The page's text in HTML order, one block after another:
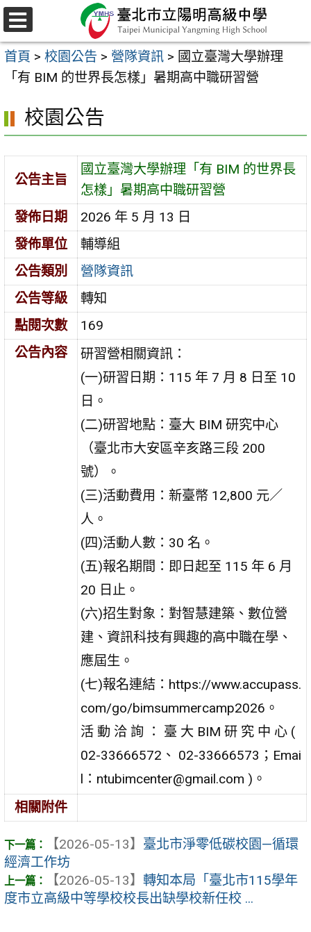
跳
至
主
容
區
選
單
首頁 > 校園公告 > 營隊資訊 > 國立臺灣大學辦理
「有 BIM 的世界長怎樣」暑期高中職研習營
校園公告
公告主旨
國立臺灣大學辦理「有 BIM 的世界長
怎樣」暑期高中職研習營
發佈日期
2026 年 5 月 13 日
發佈單位
輔導組
公告類別
營隊資訊
公告等級
轉知
點閱次數
169
公告內容
研習營相關資訊：
(一)研習日期：115 年 7 月 8 日至 10
日。
(二)研習地點：臺大 BIM 研究中心
（臺北市大安區辛亥路三段 200
號）。
(三)活動費用：新臺幣 12,800 元／
人。
(四)活動人數：30 名。
(五)報名期間：即日起至 115 年 6 月
20 日止。
(六)招生對象：對智慧建築、數位營
建、資訊科技有興趣的高中職在學、
應屆生。
(七)報名連結：https://www.accupass.
com/go/bimsummercamp2026。
活 動 洽 詢 ： 臺 大 BIM 研 究 中 心 (
02-33666572、 02-33666573；Emai
l：ntubimcenter@gmail.com )。
相關附件
【2026-05-13】 臺北市淨零低碳校園—循環
經濟工作坊
【2026-05-13】 轉知本局「臺北市115學年
度市立高級中等學校校長出缺學校新任校 ...